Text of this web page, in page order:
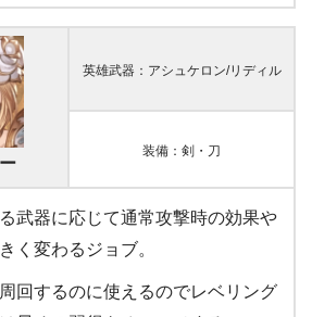
英雄武器：アシュケロン/リディル
装備：剣・刀
武器に応じて通常攻撃時の効果や
く変わるジョブ。
回するのに使えるのでレベリング